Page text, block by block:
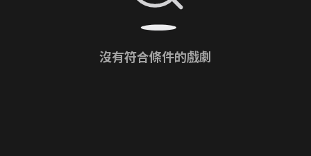
沒有符合條件的戲劇